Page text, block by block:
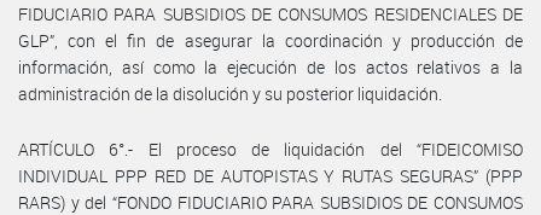
FIDUCIARIO PARA SUBSIDIOS DE CONSUMOS RESIDENCIALES DE
GLP”, con el fin de asegurar la coordinación y producción de
información, así como la ejecución de los actos relativos a la
administración de la disolución y su posterior liquidación.
ARTÍCULO 6°.- El proceso de liquidación del “FIDEICOMISO
INDIVIDUAL PPP RED DE AUTOPISTAS Y RUTAS SEGURAS” (PPP
RARS) y del “FONDO FIDUCIARIO PARA SUBSIDIOS DE CONSUMOS